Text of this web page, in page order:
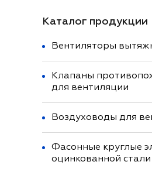
Каталог продукции
Вентиляторы
Клапаны
для вентиляции
Воздуховоды для
Фасонные круглые
оцинкованной стали